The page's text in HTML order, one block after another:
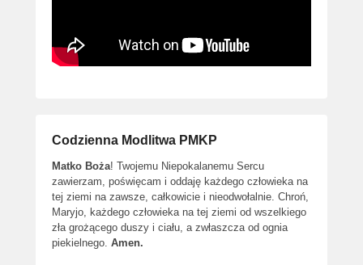
Codzienna Modlitwa PMKP
Matko Boża! Twojemu Niepokalanemu Sercu
zawierzam, poświęcam i oddaję każdego człowieka na
tej ziemi na zawsze, całkowicie i nieodwołalnie. Chroń,
Maryjo, każdego człowieka na tej ziemi od wszelkiego
zła grożącego duszy i ciału, a zwłaszcza od ognia
piekielnego. Amen.